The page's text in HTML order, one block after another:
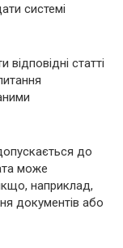
системі
статті
до
може
наприклад,
документів або